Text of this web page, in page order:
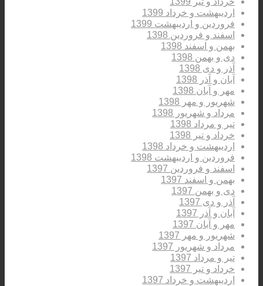
اردیبهشت و خرداد 1399
فروردین و اردیبهشت 1399
اسفند و فروردین 1398
بهمن و اسفند 1398
دی و بهمن 1398
آذر و دی 1398
آبان و آذر 1398
مهر و آبان 1398
شهریور و مهر 1398
مرداد و شهریور 1398
تیر و مرداد 1398
خرداد و تیر 1398
اردیبهشت و خرداد 1398
فروردین و اردیبهشت 1398
اسفند و فروردین 1397
بهمن و اسفند 1397
دی و بهمن 1397
آذر و دی 1397
آبان و آذر 1397
مهر و آبان 1397
شهریور و مهر 1397
مرداد و شهریور 1397
تیر و مرداد 1397
خرداد و تیر 1397
اردیبهشت و خرداد 1397